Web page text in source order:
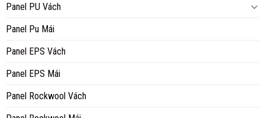
Panel PU Vách
Panel Pu Mái
Panel EPS Vách
Panel EPS Mái
Panel Rockwool Vách